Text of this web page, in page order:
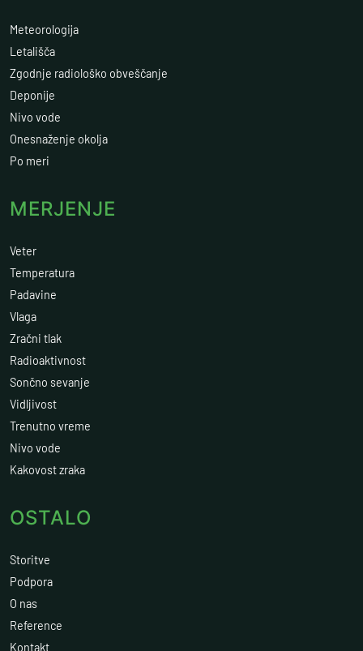
Meteorologija
Letališča
Zgodnje radiološko obveščanje
Deponije
Nivo vode
Onesnaženje okolja
Po meri
MERJENJE
Veter
Temperatura
Padavine
Vlaga
Zračni tlak
Radioaktivnost
Sončno sevanje
Vidljivost
Trenutno vreme
Nivo vode
Kakovost zraka
OSTALO
Storitve
Podpora
O nas
Reference
Kontakt